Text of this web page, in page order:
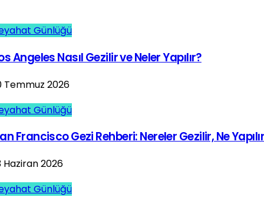
Günlüğü
Angeles Nasıl Gezilir ve Neler Yapılır?
Temmuz 2026
Günlüğü
Francisco Gezi Rehberi: Nereler Gezilir, Ne
Haziran 2026
Günlüğü